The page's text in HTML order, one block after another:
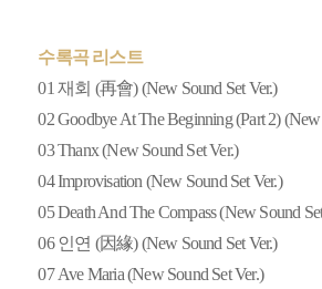
수록곡 리스트
01 재회 (再會) (New Sound Set Ver.)
02Goodbye At The Beginning (Part 2) (New
03Thanx (New Sound Set Ver.)
04Improvisation (New Sound Set Ver.)
05Death And The Compass (New Sound
06 인연 (因緣) (New Sound Set Ver.)
07Ave Maria (New Sound Set Ver.)